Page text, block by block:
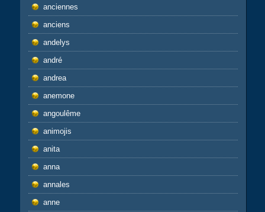
anciennes
anciens
andelys
andré
andrea
anemone
angoulême
animojis
anita
anna
annales
anne